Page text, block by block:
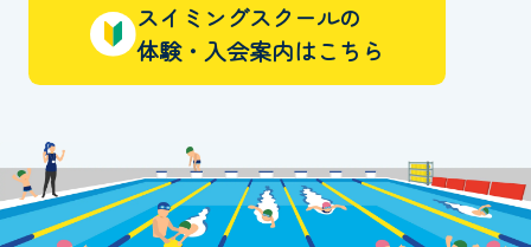
スイミングスクールの
体験・入会案内はこちら